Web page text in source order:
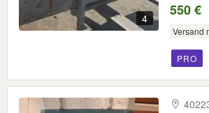
4 550 €
Versand
PRO